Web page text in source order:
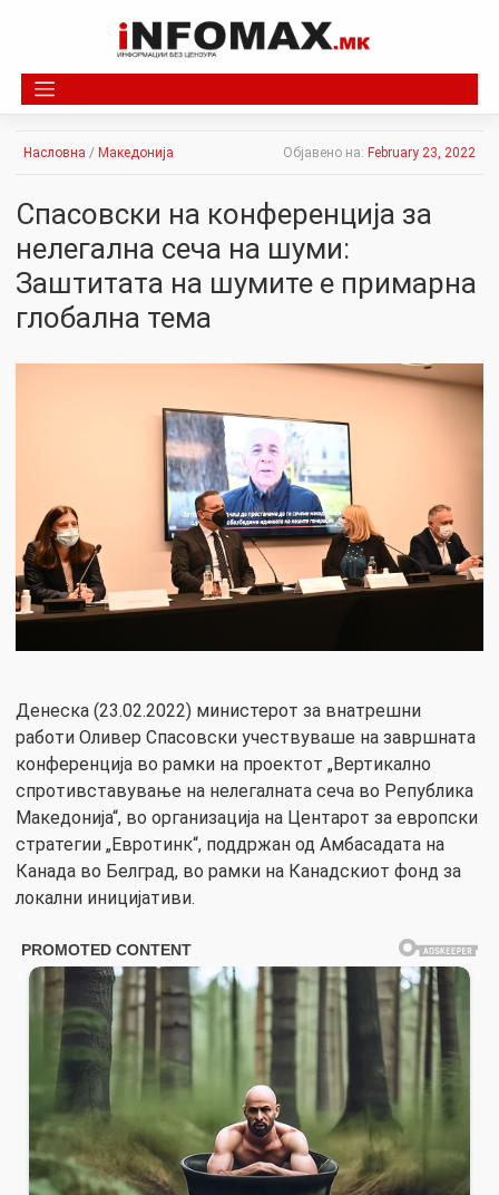
Насловна / Македонија Објавено на: February 23, 2022
Спасовски на конференција за
нелегална сеча на шуми:
Заштитата на шумите е примарна
глобална тема
Денеска (23.02.2022) министерот за внатрешни
работи Оливер Спасовски учествуваше на завршната
конференција во рамки на проектот „Вертикално
спротивставување на нелегалната сеча во Република
Македонија“, во организација на Центарот за европски
стратегии „Евротинк“, поддржан од Амбасадата на
Канада во Белград, во рамки на Канадскиот фонд за
локални иницијативи.